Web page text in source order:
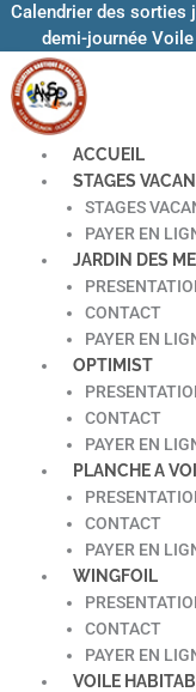
Calendrier des sorties
demi-journée
ACCUEIL
STAGES
STAGES
PAYER EN
JARDIN DES
CONTACT
PAYER EN
OPTIMIST
CONTACT
PAYER EN
PLANCHE A
CONTACT
PAYER EN
WINGFOIL
CONTACT
PAYER EN
VOILE